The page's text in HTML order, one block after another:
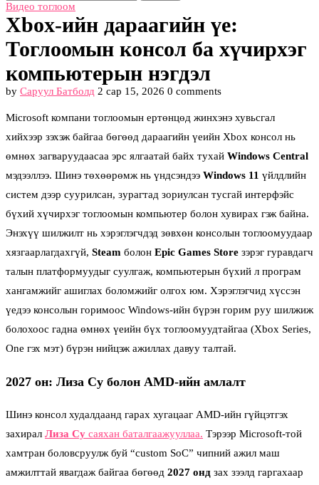
Видео тоглоом
Xbox-ийн дараагийн үе:
Тоглоомын консол ба хүчирхэг
компьютерын нэгдэл
by Саруул Батболд 2 сар 15, 2026 0 comments
Microsoft компани тоглоомын ертөнцөд жинхэнэ хувьсгал
хийхээр зэхэж байгаа бөгөөд дараагийн үеийн Xbox консол нь
өмнөх загваруудаасаа эрс ялгаатай байх тухай Windows Central
мэдээллээ. Шинэ төхөөрөмж нь үндсэндээ Windows 11 үйлдлийн
систем дээр суурилсан, зурагтад зориулсан тусгай интерфэйс
бүхий хүчирхэг тоглоомын компьютер болон хувирах гэж байна.
Энэхүү шилжилт нь хэрэглэгчдэд зөвхөн консолын тоглоомуудаар
хязгаарлагдахгүй, Steam болон Epic Games Store зэрэг гуравдагч
талын платформуудыг суулгаж, компьютерын бүхий л програм
хангамжийг ашиглах боломжийг олгох юм. Хэрэглэгчид хүссэн
үедээ консолын горимоос Windows-ийн бүрэн горим руу шилжиж
болохоос гадна өмнөх үеийн бүх тоглоомуудтайгаа (Xbox Series,
One гэх мэт) бүрэн нийцэж ажиллах давуу талтай.
2027 он: Лиза Су болон AMD-ийн амлалт
Шинэ консол худалдаанд гарах хугацааг AMD-ийн гүйцэтгэх
захирал Лиза Су саяхан баталгаажууллаа. Тэрээр Microsoft-той
хамтран боловсруулж буй “custom SoC” чипний ажил маш
амжилттай явагдаж байгаа бөгөөд 2027 онд зах зээлд гаргахаар